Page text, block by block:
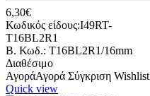
6,30€
Κωδικός είδους:I49RT-
T16BL2R1
B. Κωδ.: T16BL2R1/16mm
Διαθέσιμο
ΑγοράΑγορά Σύγκριση Wishlist
Quick view